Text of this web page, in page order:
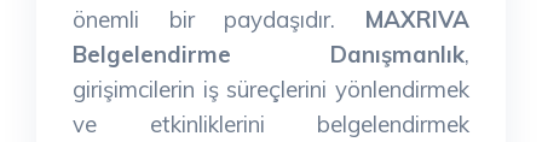
önemli bir paydaşıdır. MAXRIVA
Belgelendirme Danışmanlık,
girişimcilerin iş süreçlerini yönlendirmek
ve etkinliklerini belgelendirmek